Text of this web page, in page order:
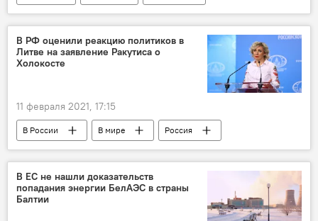
русскоязычные
русскоязычное население
СМИ в Прибалтике
В РФ оценили реакцию политиков в
Литве на заявление Ракутиса о
Холокосте
11 февраля 2021, 17:15
В России В мире
Россия
Мария Захарова
Литва Холокост
В ЕС не нашли доказательств
попадания энергии БелАЭС в страны
Балтии